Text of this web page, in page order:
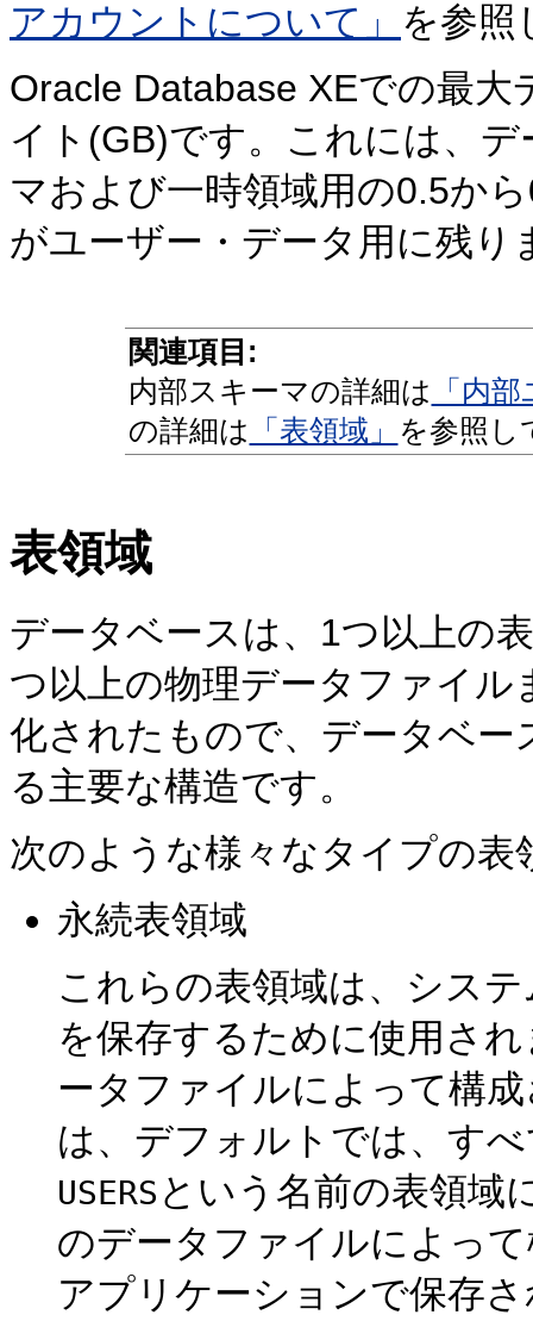
アカウントについて」 を参照
Oracle Database XEでの最
イト(GB)です。これには、
マおよび一時領域用の0.5か
がユーザー・データ用に残り
関連項目:
内部スキーマの詳細は 「内
の詳細は 「表領域」 を参照し
表領域
データベースは、1つ以上の
つ以上の物理データファイ
化されたもので、データベ
る主要な構造です。
次のような様々なタイプの表
永続表領域
これらの表領域は、シス
を保存するために使用さ
ータファイルによって構
は、デフォルトでは、す
USERS という名前の表領域
のデータファイルによっ
アプリケーションで保存